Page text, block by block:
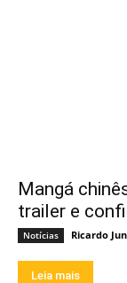
Mangá
trailer e
Notícias Ricardo
Leia mais